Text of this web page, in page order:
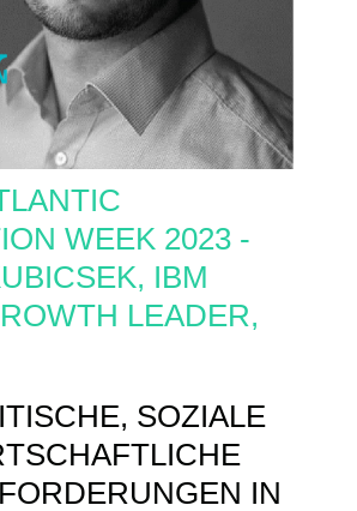
WEEK 2023 -
IBM
LEADER,
SOZIALE
IN